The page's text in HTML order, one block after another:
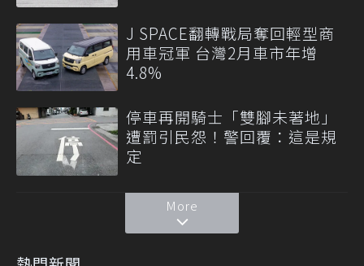
J SPACE翻轉戰局奪回輕型商
用車冠軍 台灣2月車市年增
4.8%
停車再開騎士「雙腳未著地」
遭罰引民怨！警回覆：這是規
定
More